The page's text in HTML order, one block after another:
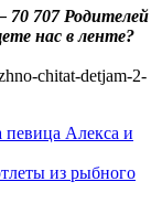
70 707 Родителей
нас в ленте?
певица Алекса и
из рыбного